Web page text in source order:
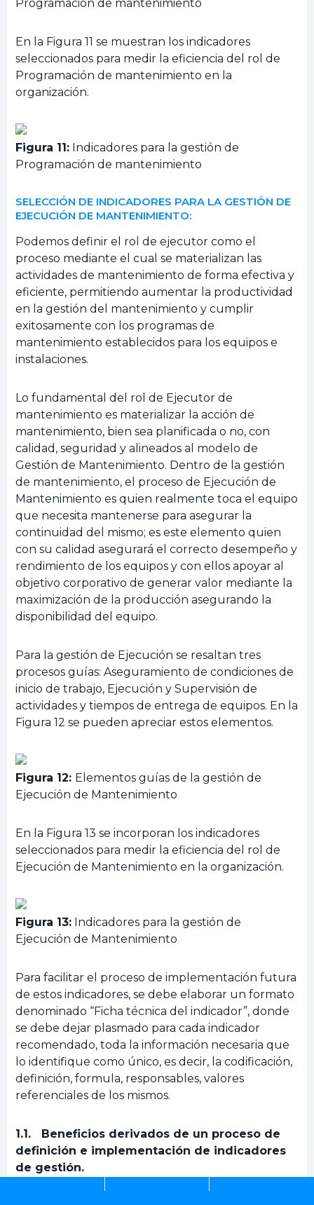
Programación de mantenimiento
En la Figura 11 se muestran los indicadores
seleccionados para medir la eficiencia del rol de
Programación de mantenimiento en la
organización.
Figura 11: Indicadores para la gestión de
Programación de mantenimiento
SELECCIÓN DE INDICADORES PARA LA GESTIÓN DE
EJECUCIÓN DE MANTENIMIENTO:
Podemos definir el rol de ejecutor como el
proceso mediante el cual se materializan las
actividades de mantenimiento de forma efectiva y
eficiente, permitiendo aumentar la productividad
en la gestión del mantenimiento y cumplir
exitosamente con los programas de
mantenimiento establecidos para los equipos e
instalaciones.
Lo fundamental del rol de Ejecutor de
mantenimiento es materializar la acción de
mantenimiento, bien sea planificada o no, con
calidad, seguridad y alineados al modelo de
Gestión de Mantenimiento. Dentro de la gestión
de mantenimiento, el proceso de Ejecución de
Mantenimiento es quien realmente toca el equipo
que necesita mantenerse para asegurar la
continuidad del mismo; es este elemento quien
con su calidad asegurará el correcto desempeño y
rendimiento de los equipos y con ellos apoyar al
objetivo corporativo de generar valor mediante la
maximización de la producción asegurando la
disponibilidad del equipo.
Para la gestión de Ejecución se resaltan tres
procesos guías: Aseguramiento de condiciones de
inicio de trabajo, Ejecución y Supervisión de
actividades y tiempos de entrega de equipos. En la
Figura 12 se pueden apreciar estos elementos.
Figura 12: Elementos guías de la gestión de
Ejecución de Mantenimiento
En la Figura 13 se incorporan los indicadores
seleccionados para medir la eficiencia del rol de
Ejecución de Mantenimiento en la organización.
Figura 13: Indicadores para la gestión de
Ejecución de Mantenimiento
Para facilitar el proceso de implementación futura
de estos indicadores, se debe elaborar un formato
denominado “Ficha técnica del indicador”, donde
se debe dejar plasmado para cada indicador
recomendado, toda la información necesaria que
lo identifique como único, es decir, la codificación,
definición, formula, responsables, valores
referenciales de los mismos.
1.1. Beneficios derivados de un proceso de
definición e implementación de indicadores
de gestión.